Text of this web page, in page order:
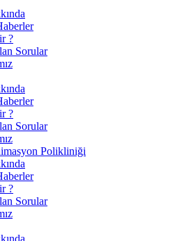
?
Sorular
?
Sorular
Polikliniği
?
Sorular